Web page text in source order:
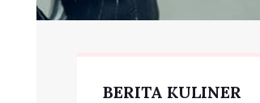
BERITA KULINER